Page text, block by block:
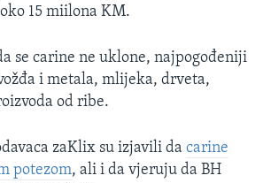
15 miilona KM.
se carine ne uklone, najpogođeniji
i metala, mlijeka, drveta,
od ribe.
zaKlix su izjavili da carine
potezom, ali i da vjeruju da BH